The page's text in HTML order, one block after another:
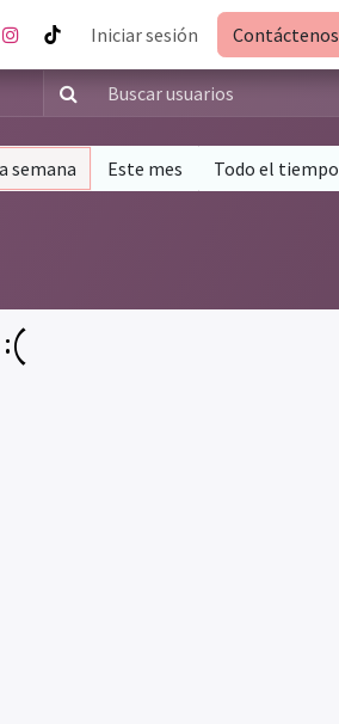
Iniciar sesión Contáctenos
semana Este mes Todo el tiempo